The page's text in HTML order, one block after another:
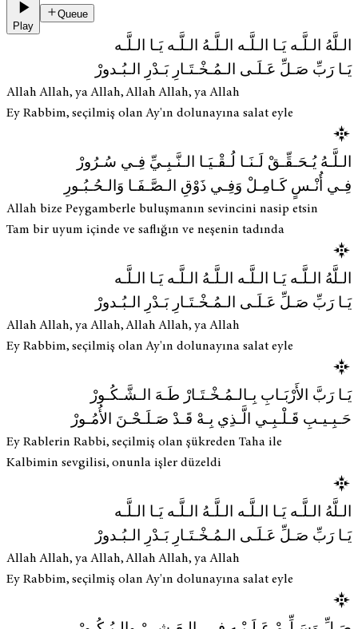
Play
Queue
الـلَّهُ الـلَّـه يَـا الـلَّـه الـلَّـهُ الـلَّـه يَـا الـلَّـه
يَـا رَبِّ صَـلِّ عَـلَـى الـمُـخْـتَـارِ بَـدْرِ الـبُـدورْ
Allah Allah, ya Allah, Allah Allah, ya Allah
Ey Rabbim, seçilmiş olan Ay'ın dolunayına salat eyle
الـلَّـهُ يُـحَـقِّـقْ لَـنَـا لُـقْـيَـا الـنَّـبِـيِّ فِـي سُـرُورْ
فِـي أُنْـسٍ كَـامِـلْ وَفِـي ذَوْقِ الـصَّـفَـا وَالـحُـبُـورِ
Allah bize Peygamberle buluşmanın sevincini nasip etsin
Tam bir uyum içinde ve saflığın ve neşenin tadında
الـلَّهُ الـلَّـه يَـا الـلَّـه الـلَّـهُ الـلَّـه يَـا الـلَّـه
يَـا رَبِّ صَـلِّ عَـلَـى الـمُـخْـتَـارِ بَـدْرِ الـبُـدورْ
Allah Allah, ya Allah, Allah Allah, ya Allah
Ey Rabbim, seçilmiş olan Ay'ın dolunayına salat eyle
يَـا رَبَّ الأَرْبَـابِ بِـالـمُـخْـتَـارْ طَـهَ الـشَّـكُـورْ
حَـبِـيـبِ قَـلْـبِـي الَّـذِي بِـهْ قَـدْ صَـلَـحْـنَ الأُمُـورْ
Ey Rablerin Rabbi, seçilmiş olan şükreden Taha ile
Kalbimin sevgilisi, onunla işler düzeldi
الـلَّهُ الـلَّـه يَـا الـلَّـه الـلَّـهُ الـلَّـه يَـا الـلَّـه
يَـا رَبِّ صَـلِّ عَـلَـى الـمُـخْـتَـارِ بَـدْرِ الـبُـدورْ
Allah Allah, ya Allah, Allah Allah, ya Allah
Ey Rabbim, seçilmiş olan Ay'ın dolunayına salat eyle